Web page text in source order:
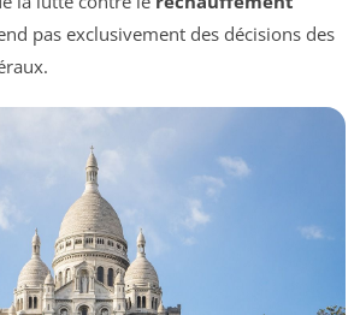
pas exclusivement des décisions des